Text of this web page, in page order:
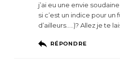
j’ai eu une envie
si c’est un indice pour
d’ailleurs…..)? Allez je te
RÉPONDRE